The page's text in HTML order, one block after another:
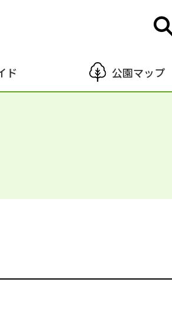
ド 公園マップ